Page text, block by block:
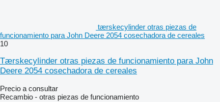
tærskecylinder otras piezas de
funcionamiento para John Deere 2054 cosechadora de cereales
10
Tærskecylinder otras piezas de funcionamiento para John
Deere 2054 cosechadora de cereales
Precio a consultar
Recambio - otras piezas de funcionamiento